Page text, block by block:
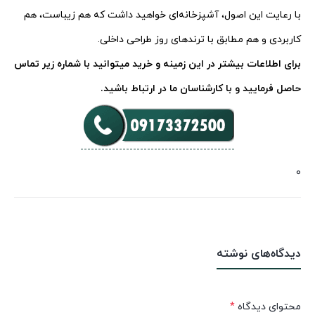
با رعایت این اصول، آشپزخانه‌ای خواهید داشت که هم زیباست، هم
کاربردی و هم مطابق با ترندهای روز طراحی داخلی.
برای اطلاعات بیشتر در این زمینه و خرید میتوانید با شماره زیر تماس
حاصل فرمایید و با کارشناسان ما در ارتباط باشید.
0
دیدگاه‌های نوشته
محتوای دیدگاه *